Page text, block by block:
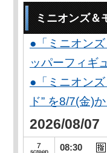
ミニオンズ＆
●「ミニオン
ッパーフィギ
●「ミニオン
ド” を8/7(金)
2026/08/07
08:30